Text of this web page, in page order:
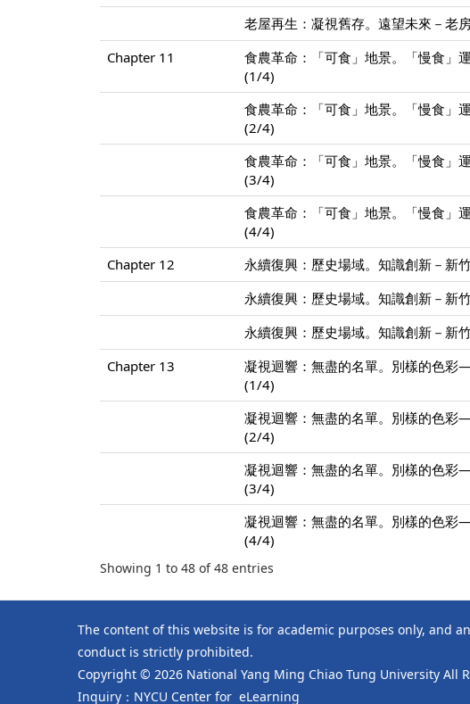
老屋再生：凝視舊存。遠望未來－老
Chapter 11
食農革命：「可食」地景。「慢食」
(1/4)
食農革命：「可食」地景。「慢食」
(2/4)
食農革命：「可食」地景。「慢食」
(3/4)
食農革命：「可食」地景。「慢食」
(4/4)
Chapter 12 永續復興：歷史場域。知識創新－新
永續復興：歷史場域。知識創新－新
永續復興：歷史場域。知識創新－新
Chapter 13
凝視迴響：無盡的名單。別樣的色彩
(1/4)
凝視迴響：無盡的名單。別樣的色彩
(2/4)
凝視迴響：無盡的名單。別樣的色彩
(3/4)
凝視迴響：無盡的名單。別樣的色彩
(4/4)
Showing 1 to 48 of 48 entries
The content of this website is for academic purposes only, and
conduct is strictly prohibited.
Copyright © 2026 National Yang Ming Chiao Tung University All
Inquiry：NYCU Center for eLearning